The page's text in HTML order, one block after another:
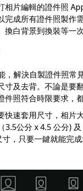
相片編輯的證件照
完成所有證件照製作
白背景到換裝等一次
，解決自製證件照常
寸及去背。不論是要
件照符合時限要求，
快速套用尺寸，相片
3.5公分 x 4.5 公分)
，只要一鍵就能完